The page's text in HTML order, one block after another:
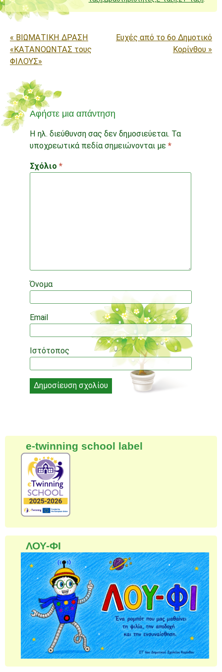
Πλοήγηση άρθρων
« ΒΙΩΜΑΤΙΚΗ ΔΡΑΣΗ
«ΚΑΤΑΝΟΩΝΤΑΣ τους
ΦΙΛΟΥΣ»
Ευχές από το 6ο Δημοτικό
Κορίνθου »
Αφήστε μια απάντηση
Η ηλ. διεύθυνση σας δεν δημοσιεύεται. Τα
υποχρεωτικά πεδία σημειώνονται με *
Σχόλιο *
Όνομα
Email
Ιστότοπος
e-twinning school label
ΛΟΥ-ΦΙ